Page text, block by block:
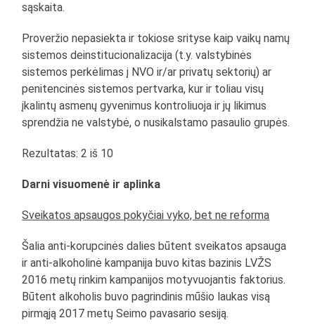
sąskaita.
Proveržio nepasiekta ir tokiose srityse kaip vaikų namų
sistemos deinstitucionalizacija (t.y. valstybinės
sistemos perkėlimas į NVO ir/ar privatų sektorių) ar
penitencinės sistemos pertvarka, kur ir toliau visų
įkalintų asmenų gyvenimus kontroliuoja ir jų likimus
sprendžia ne valstybė, o nusikalstamo pasaulio grupės.
Rezultatas: 2 iš 10
Darni visuomenė ir aplinka
Sveikatos apsaugos pokyčiai vyko, bet ne reforma
Šalia anti-korupcinės dalies būtent sveikatos apsauga
ir anti-alkoholinė kampanija buvo kitas bazinis LVŽS
2016 metų rinkim kampanijos motyvuojantis faktorius.
Būtent alkoholis buvo pagrindinis mūšio laukas visą
pirmąją 2017 metų Seimo pavasario sesiją.